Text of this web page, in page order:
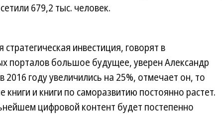
679,2 тыс. человек.
инвестиция, говорят в
порталов большое будущее, уверен Александр
году увеличились на 25%, отмечает он, то
книги и книги по саморазвитию постоянно растет.
цифровой контент будет постепенно